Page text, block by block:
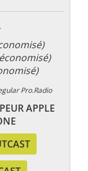
Pro.Radio
APPLE